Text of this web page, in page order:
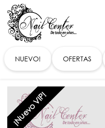
Ir al contenido
NUEVO! OFERTAS
¡Nuevo VIP!